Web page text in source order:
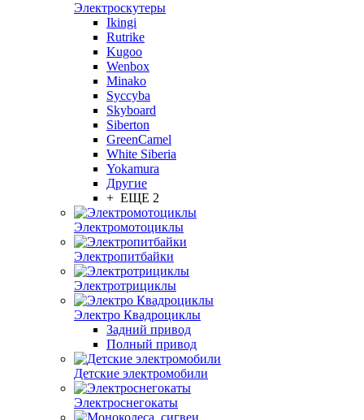
Электроскутеры
Ikingi
Rutrike
Kugoo
Wenbox
Minako
Syccyba
Skyboard
Siberton
GreenCamel
White Siberia
Yokamura
Другие
+ ЕЩЕ 2
Электромотоциклы
Электропитбайки
Электротрициклы
Электро Квадроциклы
Задний привод
Полный привод
Детские электромобили
Электроснегокаты